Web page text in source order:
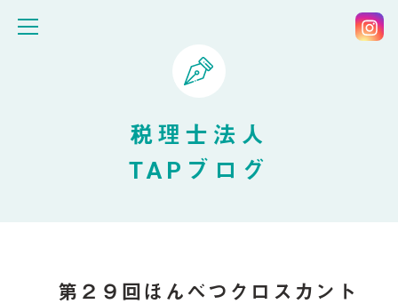
税理士法人
TAPブログ
第２９回ほんべつクロスカント